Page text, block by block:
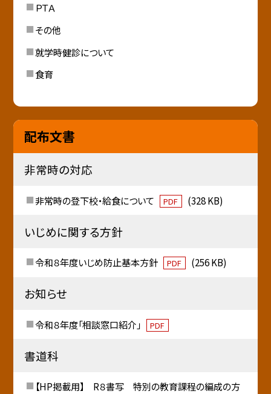
ＰＴＡ
その他
就学時健診について
食育
配布文書
非常時の対応
非常時の登下校・給食について PDF (328 KB)
いじめに関する方針
令和８年度いじめ防止基本方針 PDF (256 KB)
お知らせ
令和８年度「相談窓口紹介」 PDF
書道科
【HP掲載用】 R８書写 特別の教育課程の編成の方